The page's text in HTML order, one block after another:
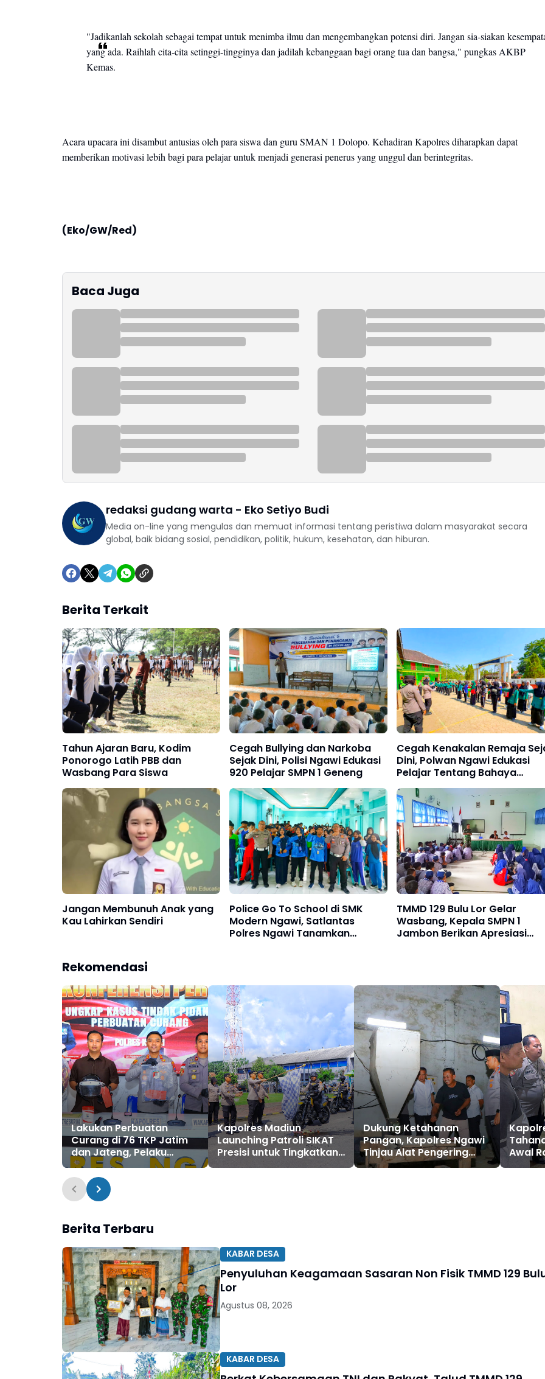
"Jadikanlah sekolah sebagai tempat untuk menimba ilmu dan mengembangkan potensi diri. Jangan sia-siakan
yang ada. Raihlah cita-cita setinggi-tingginya dan jadilah kebanggaan bagi orang tua dan bangsa," pungkas AKBP
Kemas.
Acara upacara ini disambut antusias oleh para siswa dan guru SMAN 1 Dolopo. Kehadiran Kapolres diharapkan dapat
memberikan motivasi lebih bagi para pelajar untuk menjadi generasi penerus yang unggul dan berintegritas.
(Eko/GW/Red)
Baca Juga
redaksi gudang warta - Eko Setiyo Budi
Media on-line yang mengulas dan memuat informasi tentang peristiwa dalam masyarakat secara
global, baik bidang sosial, pendidikan, politik, hukum, kesehatan, dan hiburan.
Berita Terkait
Tahun Ajaran Baru, Kodim
Ponorogo Latih PBB dan
Wasbang Para Siswa
Cegah Bullying dan Narkoba
Sejak Dini, Polisi Ngawi Edukasi
920 Pelajar SMPN 1 Geneng
Cegah Kenakalan Remaja
Dini, Polwan Ngawi Edukasi
Pelajar Tentang Bahaya
Narkoba dan Keselamatan
Berkendara
Jangan Membunuh Anak yang
Kau Lahirkan Sendiri
Police Go To School di SMK
Modern Ngawi, Satlantas
Polres Ngawi Tanamkan
TMMD 129 Bulu Lor Gelar
Wasbang, Kepala SMPN 1
Jambon Berikan Apresiasi
Rekomendasi
Lakukan Perbuatan
Curang di 76 TKP Jatim
dan Jateng, Pelaku
diamankan Polres Ngawi
Kapolres Madiun
Launching Patroli SIKAT
Presisi untuk Tingkatkan
Keamanan Wilayah
Dukung Ketahanan
Pangan, Kapolres Ngawi
Tinjau Alat Pengering
Padi di Padas
Awal
Berita Terbaru
KABAR DESA
Penyuluhan Keagamaan Sasaran Non Fisik TMMD 129
Lor
Agustus 08, 2026
KABAR DESA